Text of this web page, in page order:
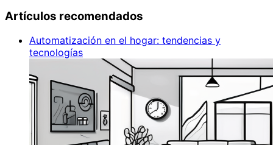
Artículos recomendados
Automatización en el hogar: tendencias y
tecnologías